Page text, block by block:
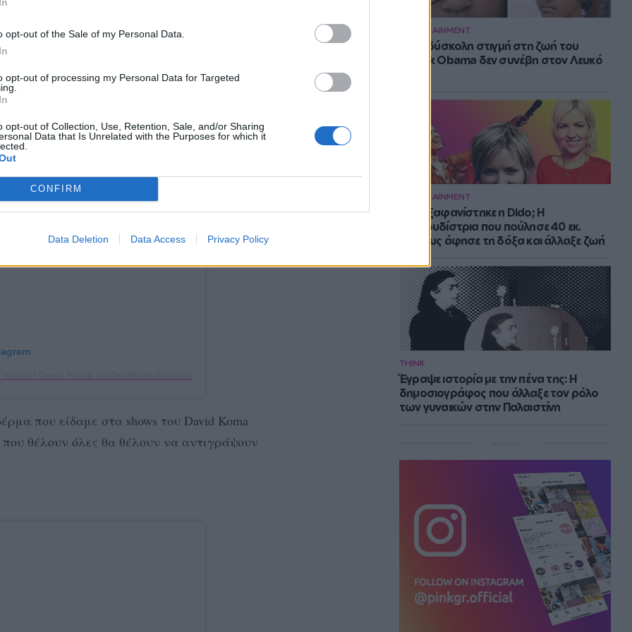
opt-out of the Sale of my Personal Data.
opt-out of processing my Personal Data for Targeted
opt-out of Collection, Use, Retention, Sale, and/or Sharing
Data that Is Unrelated with the Purposes for which it
CONFIRM
Data Deletion Data Access Privacy Policy
ENTERTAINMENT
Η πιο δύσκολη στιγμή στη ζωή του
Barack Obama δεν συνέβη στον Λευκό
ENTERTAINMENT
Πού εξαφανίστηκε η Dido; Η
τραγουδίστρια που πούλησε 40 εκ.
δίσκους άφησε τη δόξα και άλλαξε ζωή
THINK
Έγραψε ιστορία με την πένα της: Η
δημοσιογράφος που άλλαξε τον ρόλο
των γυναικών στην Παλαιστίνη
TRENDS ΑΠΟ ΤΗΝ ΕΒΔΟΜΆΔΑ
που είδαμε στα shows του David Koma
που θέλουν όλες θα θέλουν να αντιγράψουν